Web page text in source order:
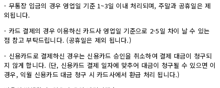
- 무통장 입금의 경우 영업일 기준 1~3일 이내 처리되며, 주말과 공휴일은 제
외됩니다.
- 카드 결제의 경우 이용하신 카드사 영업일 기준으로 2-5일 차이 날 수 있는
점 참고 부탁드립니다. (공휴일은 제외 됩니다.)
- 신용카드로 결제하신 경우는 신용카드 승인을 취소하여 결제 대금이 청구되
지 않게 합니다. (단, 신용카드 결제 일자에 맞추어 대금이 청구될 수 있으면 이
경우, 익월 신용카드 대금 청구 시 카드사에서 환급 처리 됩니다.)